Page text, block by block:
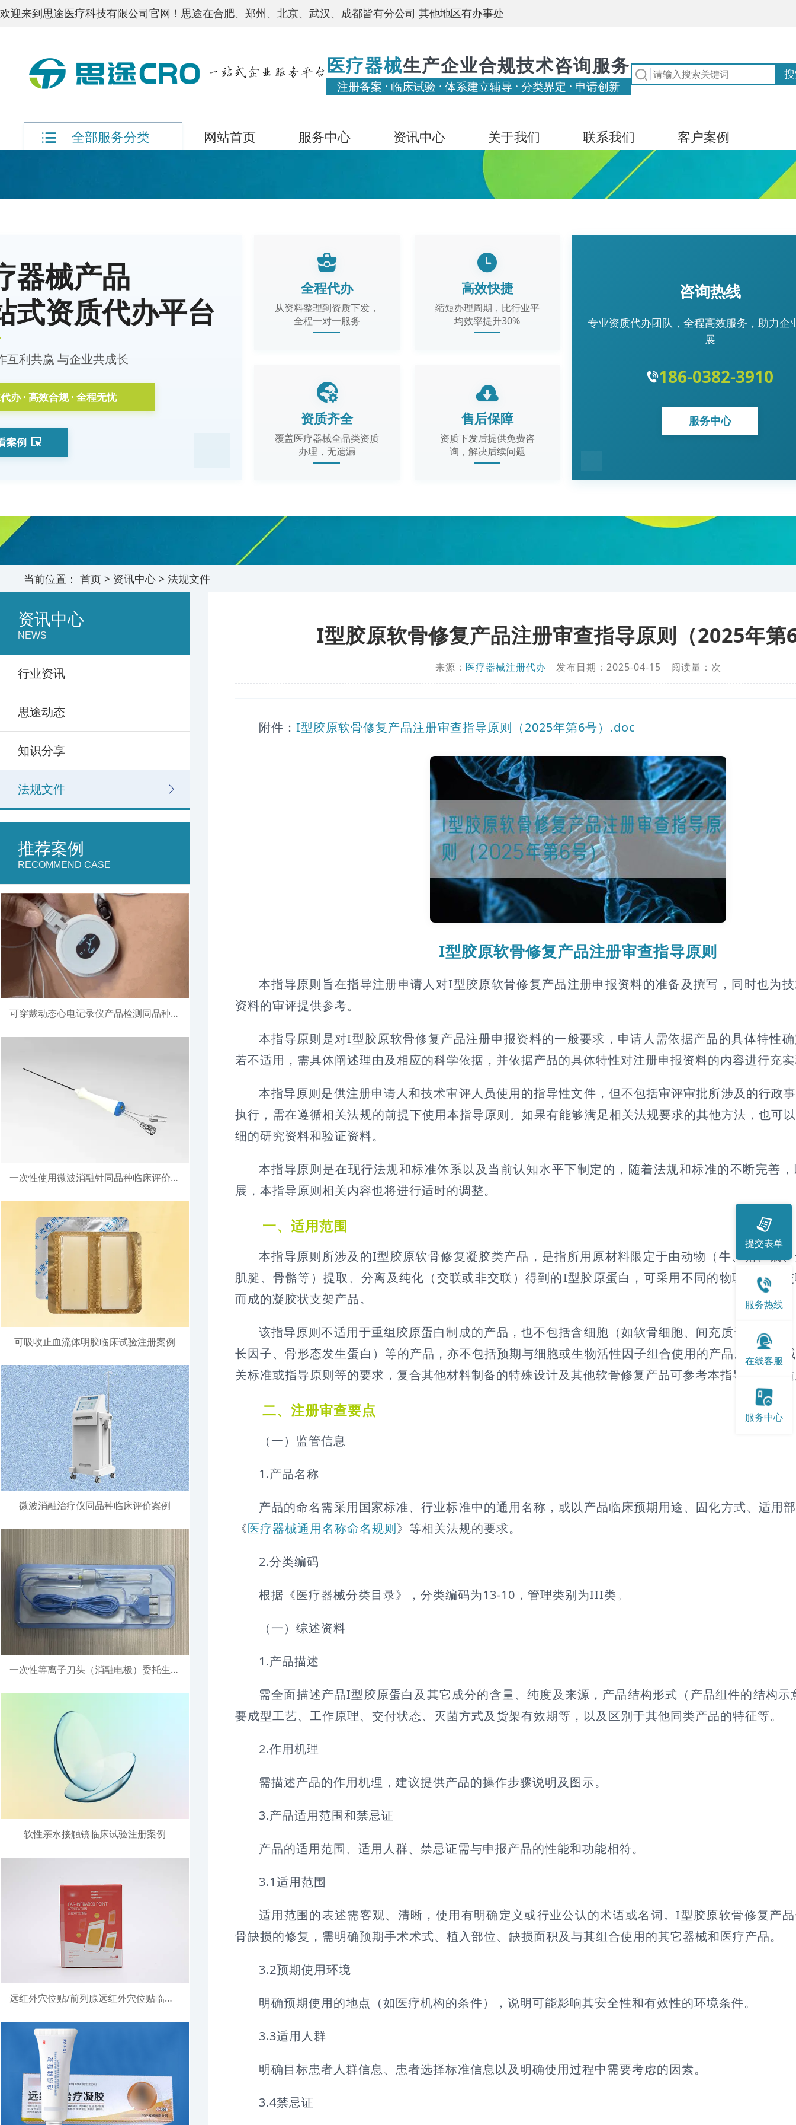
欢迎来到思途医疗科技有限公司官网！思途在合肥、郑州、北京、武汉、成都皆有分公司 其他地区有办事处
医疗器械生产企业合规技术咨询服务
注册备案 · 临床试验 · 体系建立辅导 · 分类界定 · 申请创新
全部服务分类 网站首页 服务中心 资讯中心 关于我们 联系我们 客户案例
器械产品
式资质代办平台
互利共赢 与企业共成长
办 · 高效合规 · 全程无忧
案例
全程代办
从资料整理到资质下发，
全程一对一服务
高效快捷
缩短办理周期，比行业平
均效率提升30%
资质齐全
覆盖医疗器械全品类资质
办理，无遗漏
售后保障
资质下发后提供免费咨
询，解决后续问题
咨询热线
专业资质代办团队，全程高效服务，助力企
展
186-0382-3910
服务中心
当前位置：首页 > 资讯中心 >法规文件
资讯中心
NEWS
行业资讯
思途动态
知识分享
法规文件
推荐案例
RECOMMEND CASE
可穿戴动态心电记录仪产品检测同品种比对注册案例
一次性使用微波消融针同品种临床评价注册案例
可吸收止血流体明胶临床试验注册案例
微波消融治疗仪同品种临床评价案例
一次性等离子刀头（消融电极）委托生产注册案例
软性亲水接触镜临床试验注册案例
远红外穴位贴/前列腺远红外穴位贴临床试验注册案例
I型胶原软骨修复产品注册审查指导原则（2025年第
来源： 医疗器械注册代办 发布日期：2025-04-15 阅读量： 次
附件： I型胶原软骨修复产品注册审查指导原则（2025年第6号）.doc
I型胶原软骨修复产品注册审查指导原则
本指导原则旨在指导注册申请人对I型胶原软骨修复产品注册申报资料的准备及撰写，同时也为
资料的审评提供参考。
本指导原则是对I型胶原软骨修复产品注册申报资料的一般要求，申请人需依据产品的具体特性
若不适用，需具体阐述理由及相应的科学依据，并依据产品的具体特性对注册申报资料的内容进行充
本指导原则是供注册申请人和技术审评人员使用的指导性文件，但不包括审评审批所涉及的行政
执行，需在遵循相关法规的前提下使用本指导原则。如果有能够满足相关法规要求的其他方法，也可
细的研究资料和验证资料。
本指导原则是在现行法规和标准体系以及当前认知水平下制定的，随着法规和标准的不断完善
展，本指导原则相关内容也将进行适时的调整。
一、适用范围
本指导原则所涉及的I型胶原软骨修复凝胶类产品，是指所用原材料限定于由动物（牛、猪、鼠
肌腱、骨骼等）提取、分离及纯化（交联或非交联）得到的I型胶原蛋白，可采用不同的物理、化学
而成的凝胶状支架产品。
该指导原则不适用于重组胶原蛋白制成的产品，也不包括含细胞（如软骨细胞、间充质干细胞）
长因子、骨形态发生蛋白）等的产品，亦不包括预期与细胞或生物活性因子组合使用的产品。相关药
关标准或指导原则等的要求，复合其他材料制备的特殊设计及其他软骨修复产品可参考本指导原则中
二、注册审查要点
（一）监管信息
1.产品名称
产品的命名需采用国家标准、行业标准中的通用名称，或以产品临床预期用途、固化方式、适用
《医疗器械通用名称命名规则》等相关法规的要求。
2.分类编码
根据《医疗器械分类目录》，分类编码为13-10，管理类别为III类。
（一）综述资料
1.产品描述
需全面描述产品I型胶原蛋白及其它成分的含量、纯度及来源，产品结构形式（产品组件的结构
要成型工艺、工作原理、交付状态、灭菌方式及货架有效期等，以及区别于其他同类产品的特征等。
2.作用机理
需描述产品的作用机理，建议提供产品的操作步骤说明及图示。
3.产品适用范围和禁忌证
产品的适用范围、适用人群、禁忌证需与申报产品的性能和功能相符。
3.1适用范围
适用范围的表述需客观、清晰，使用有明确定义或行业公认的术语或名词。I型胶原软骨修复产
骨缺损的修复，需明确预期手术术式、植入部位、缺损面积及与其组合使用的其它器械和医疗产品。
3.2预期使用环境
明确预期使用的地点（如医疗机构的条件），说明可能影响其安全性和有效性的环境条件。
3.3适用人群
明确目标患者人群信息、患者选择标准信息以及明确使用过程中需要考虑的因素。
3.4禁忌证
提交表单
服务热线
在线客服
服务中心